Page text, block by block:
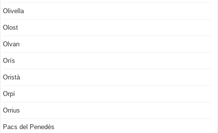
Olivella
Olost
Olvan
Orís
Oristà
Orpí
Orrius
Pacs del Penedès